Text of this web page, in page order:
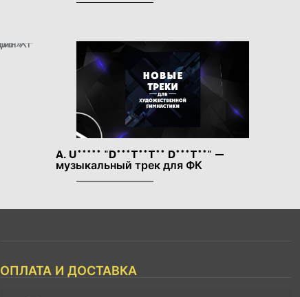
A. U***** "D***T**T** D***T**" —
музыкальный трек для ФК
ОПЛАТА И ДОСТАВКА